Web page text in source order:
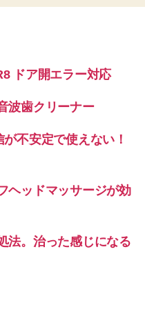
ドア開エラー対応
波歯クリーナー
不安定で使えない！
ヘッドマッサージが効
法。治った感じになる